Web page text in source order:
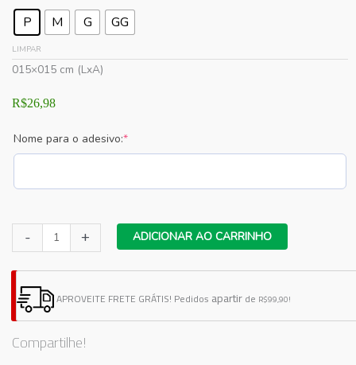
P M G GG
LIMPAR
015×015 cm (LxA)
R$26,98
Nome para o adesivo:*(required)
-
Bebê
a
Bordo
Minnie
quantidade
+ ADICIONAR AO CARRINHO
APROVEITE FRETE GRÁTIS! Pedidos apartirde R$99,90!
Compartilhe!